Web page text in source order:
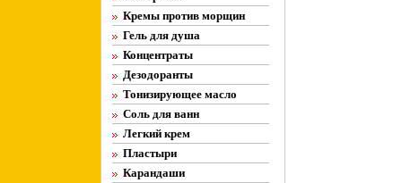
Кремы против морщин
Гель для душа
Концентраты
Дезодоранты
Тонизирующее масло
Соль для ванн
Легкий крем
Пластыри
Карандаши